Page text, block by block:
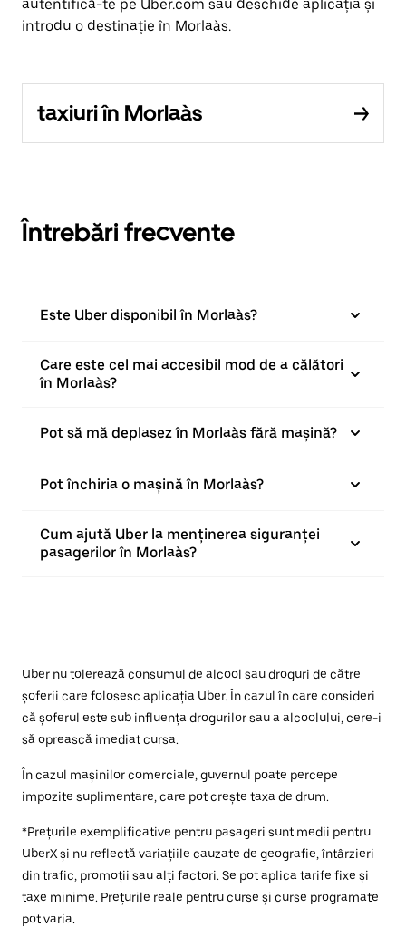
autentifică-te pe Uber.com sau deschide aplicația și
introdu o destinație în Morlaàs.
taxiuri în Morlaàs
Întrebări frecvente
Este Uber disponibil în Morlaàs?
Care este cel mai accesibil mod de a călători
în Morlaàs?
Pot să mă deplasez în Morlaàs fără mașină?
Pot închiria o mașină în Morlaàs?
Cum ajută Uber la menținerea siguranței
pasagerilor în Morlaàs?
Uber nu tolerează consumul de alcool sau droguri de către
șoferii care folosesc aplicația Uber. În cazul în care consideri
că șoferul este sub influența drogurilor sau a alcoolului, cere-i
să oprească imediat cursa.
În cazul mașinilor comerciale, guvernul poate percepe
impozite suplimentare, care pot crește taxa de drum.
*Prețurile exemplificative pentru pasageri sunt medii pentru
UberX și nu reflectă variațiile cauzate de geografie, întârzieri
din trafic, promoții sau alți factori. Se pot aplica tarife fixe și
taxe minime. Prețurile reale pentru curse și curse programate
pot varia.